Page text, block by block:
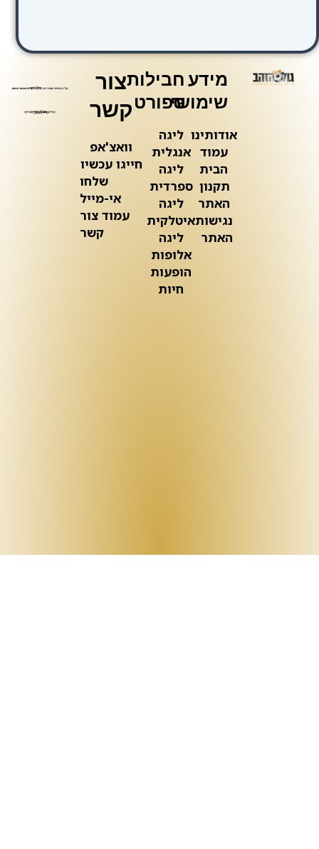
מידע
שימושי
אודותינו
עמוד
הבית
תקנון
האתר
נגישות
האתר
חבילות
ספורט
ליגה
אנגלית
ליגה
ספרדית
ליגה
איטלקית
ליגה
אלופות
הופעות
חיות
צור
קשר
וואצ'אפ
חייגו עכשיו
שלחו
אי-מייל
עמוד צור
קשר